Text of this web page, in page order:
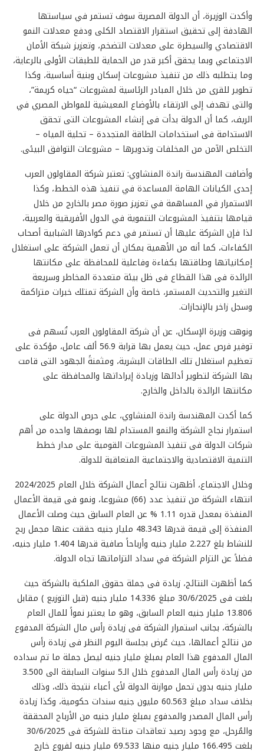
وأكدت الوزيرة، أن الدولة المصرية سوف تستمر في سياستها
الهادفة إلى تحقيق استقرار الاقتصاد الكلى ودفع معدلات النمو
الاقتصادي والسيطرة على معدلات التضخم، وتعزيز شبكة الأمان
الاجتماعي وبما يحقق أكبر قدر من الحماية للطبقات الأولى بالرعاية،
وما يتطلبه ذلك من تنفيذ مشروعات إسكان وبنية أساسية، وكذا
تطوير للقرى من خلال المبادر الرئاسية لمشروعات “حياه كريمة”،
والتى تهدف إلى الارتقاء بالأوضاع المعيشية للمواطن المصري في
الريف، كما أن الدولة بدأت فى إنشاء المشروعات التى تحقق
الاستدامة فى استخدامات الطاقة المتجددة – تحلية المياه –
التخلص الآمن من المخلفات وتدويرها – مشروعات التوافق البيئى.
وأضافت المهندسة راندة المنشاوي: تعتبر شركة المقاولون العرب
إحدى الكيانات الهامة المساعدة في تنفيذ هذه الخطط، وكذا
الاستمرار في المساهمة في تعزيز صورة مصر بالخارج من خلال
قيامها بتنفيذ المشروعات التنموية في الدول الأفريقية والعربية،
لذا فإن الشركة عليها أن تستمر في دعم كوادرها الشبابية أصحاب
الكفاءات، كما أنه من الأهمية بمكان أن تعمل الشركة على استغلال
إمكانياتها وطاقتها بكفاءة وفاعلية للمحافظة على مكانتها
الرائدة فى هذا القطاع فى ظل بيئة متعددة المخاطر وسريعة
التغير والتحديث المستمر، خاصة وأن الشركة تمتلك خبرات متراكمة
وسجل زاخر بالإنجازات.
ونوهت وزيرة الإسكان، عن أن شركة المقاولون العرب تُسهم فى
توفير فرص عمل، حيث يعمل بها قرابة 56.9 ألف عامل، مؤكدة على
تعظيم استغلال تلك الطاقات البشرية، ومثمنةً الجهود التى قامت
بها الشركة لتطوير أدائها وزيادة إيراداتها والمحافظة على
مكانتها الرائدة بالداخل والخارج.
كما أكدت المهندسة راندة المنشاوي، على حرص الدولة على
استمرار نجاح الشركة والنمو المستدام لها بوصفها واحده من أهم
شركات الدولة فى تنفيذ المشروعات القومية على مدار خطط
التنمية الاقتصادية والاجتماعية المتعاقبة للدولة.
وخلال الاجتماع، أظهرت نتائج أعمال الشركة خلال العام 2024/2025
انتهاء الشركة من تنفيذ عدد (66) مشروعا، ونمو فى قيمة الأعمال
المنفذة بمعدل قدره 1.11 % عن العام السابق حيث وصلت الأعمال
المنفذة إلى قيمة قدرها 48.343 مليار جنيه حققت عنها مجمل ربح
للنشاط بلغ 2.227 مليار جنيه وأرباحاً صافية قدرها 1.404 مليار جنيه،
فضلاً عن التزام الشركة في سداد التزاماتها تجاه الدولة.
كما أظهرت النتائج، زيادة فى جملة حقوق الملكية بالشركة حيث
بلغت فى 30/6/2025 مبلغ 14.336 مليار جنيه (قبل التوزيع ) مقابل
13.806 مليار جنيه العام السابق، وهو ما يعتبر نمواً للمال العام
بالشركة، بجانب استمرار الشركة فى زيادة رأس مال الشركة المدفوع
من نتائج أعمالها، حيث عُرض بجلسة اليوم النظر فى زيادة رأس
المال المدفوع هذا العام بمبلغ مليار جنيه ليصل جملة ما تم سداده
من زيادة رأس المال المدفوع خلال الـ5 سنوات السابقة الى 3.500
مليار جنيه بدون تحمل موازنة الدولة لأى أعباء نتيجة ذلك، وذلك
بخلاف سداد مبلغ 60.563 مليون جنيه سندات حكومية، وكذا زيادة
رأس المال المصدر والمدفوع بمبلغ مليار جنيه من الأرباح المحققة
والمُرحل، مع وجود رصيد تعاقدات متاحة للشركة فى 30/6/2025
بلغت 166.495 مليار جنيه منها 69.533 مليار جنيه لفروع خارج